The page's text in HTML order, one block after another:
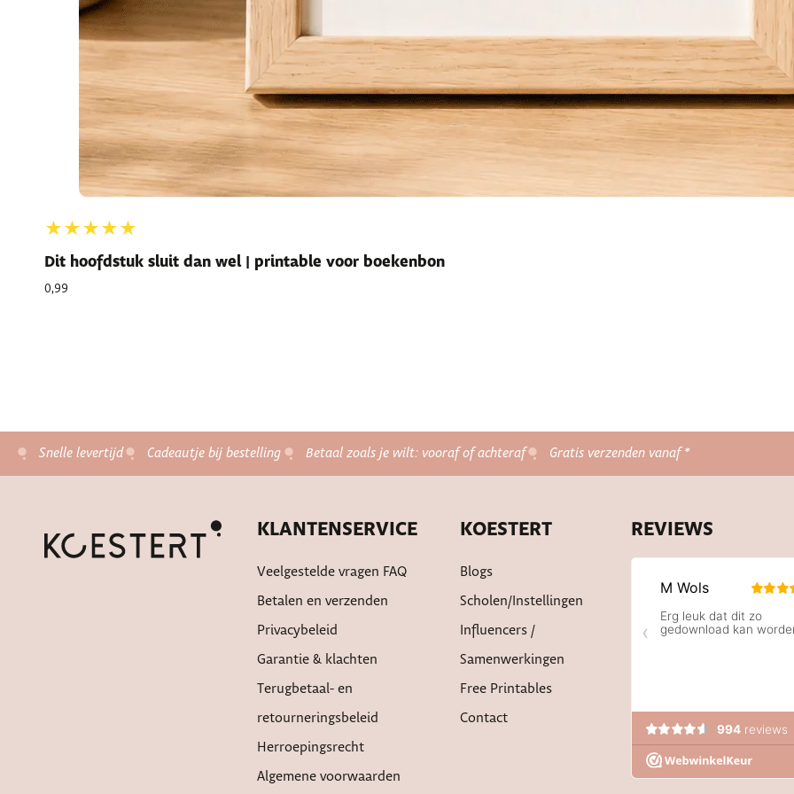
★★★★★
Dit hoofdstuk sluit dan wel | printable voor boekenbon
0,99
Snelle levertijd Cadeautje bij bestelling Betaal zoals je wilt: vooraf of achteraf Gratis verzenden vanaf *
KLANTENSERVICE
Veelgestelde vragen FAQ
Betalen en verzenden
Privacybeleid
Garantie & klachten
Terugbetaal- en
retourneringsbeleid
Herroepingsrecht
Algemene voorwaarden
KOESTERT
Blogs
Scholen/instellingen
Influencers /
Samenwerkingen
Free Printables
Contact
REVIEWS